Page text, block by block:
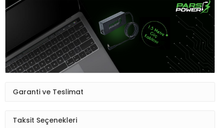
Garanti ve Teslimat
Taksit Seçenekleri